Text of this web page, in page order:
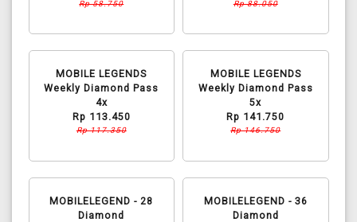
Rp 58.750 Rp 88.050
MOBILE LEGENDS
Weekly Diamond Pass
4x
Rp 113.450
Rp 117.350
MOBILE LEGENDS
Weekly Diamond Pass
5x
Rp 141.750
Rp 146.750
MOBILELEGEND - 28
Diamond
MOBILELEGEND - 36
Diamond